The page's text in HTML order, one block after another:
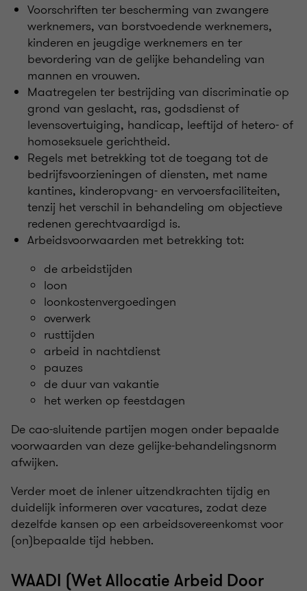
Voorschriften ter bescherming van zwangere
werknemers, van borstvoedende werknemers,
kinderen en jeugdige werknemers en ter
bevordering van de gelijke behandeling van
mannen en vrouwen.
Maatregelen ter bestrijding van discriminatie op
grond van geslacht, ras, godsdienst of
levensovertuiging, handicap, leeftijd of hetero- of
homoseksuele gerichtheid.
Regels met betrekking tot de toegang tot de
bedrijfsvoorzieningen of diensten, met name
kantines, kinderopvang- en vervoersfaciliteiten,
tenzij het verschil in behandeling om objectieve
redenen gerechtvaardigd is.
Arbeidsvoorwaarden met betrekking tot:
de arbeidstijden
loon
loonkostenvergoedingen
overwerk
rusttijden
arbeid in nachtdienst
pauzes
de duur van vakantie
het werken op feestdagen
De cao-sluitende partijen mogen onder bepaalde
voorwaarden van deze gelijke-behandelingsnorm
afwijken.
Verder moet de inlener uitzendkrachten tijdig en
duidelijk informeren over vacatures, zodat deze
dezelfde kansen op een arbeidsovereenkomst voor
(on)bepaalde tijd hebben.
WAADI (Wet Allocatie Arbeid Door